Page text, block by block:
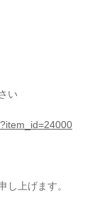
い
し上げます。